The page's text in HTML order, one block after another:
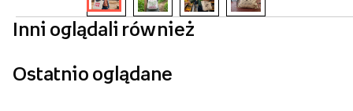
Inni oglądali również
Ostatnio oglądane